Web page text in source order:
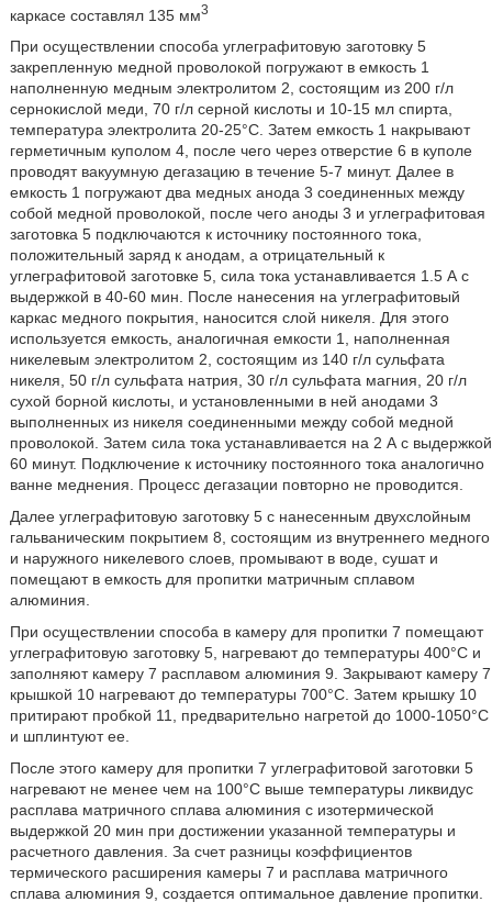
каркасе составлял 135 мм3
При осуществлении способа углеграфитовую заготовку 5
закрепленную медной проволокой погружают в емкость 1
наполненную медным электролитом 2, состоящим из 200 г/л
сернокислой меди, 70 г/л серной кислоты и 10-15 мл спирта,
температура электролита 20-25°С. Затем емкость 1 накрывают
герметичным куполом 4, после чего через отверстие 6 в куполе
проводят вакуумную дегазацию в течение 5-7 минут. Далее в
емкость 1 погружают два медных анода 3 соединенных между
собой медной проволокой, после чего аноды 3 и углеграфитовая
заготовка 5 подключаются к источнику постоянного тока,
положительный заряд к анодам, а отрицательный к
углеграфитовой заготовке 5, сила тока устанавливается 1.5 А с
выдержкой в 40-60 мин. После нанесения на углеграфитовый
каркас медного покрытия, наносится слой никеля. Для этого
используется емкость, аналогичная емкости 1, наполненная
никелевым электролитом 2, состоящим из 140 г/л сульфата
никеля, 50 г/л сульфата натрия, 30 г/л сульфата магния, 20 г/л
сухой борной кислоты, и установленными в ней анодами 3
выполненных из никеля соединенными между собой медной
проволокой. Затем сила тока устанавливается на 2 А с выдержкой
60 минут. Подключение к источнику постоянного тока аналогично
ванне меднения. Процесс дегазации повторно не проводится.
Далее углеграфитовую заготовку 5 с нанесенным двухслойным
гальваническим покрытием 8, состоящим из внутреннего медного
и наружного никелевого слоев, промывают в воде, сушат и
помещают в емкость для пропитки матричным сплавом
алюминия.
При осуществлении способа в камеру для пропитки 7 помещают
углеграфитовую заготовку 5, нагревают до температуры 400°С и
заполняют камеру 7 расплавом алюминия 9. Закрывают камеру 7
крышкой 10 нагревают до температуры 700°С. Затем крышку 10
притирают пробкой 11, предварительно нагретой до 1000-1050°С
и шплинтуют ее.
После этого камеру для пропитки 7 углеграфитовой заготовки 5
нагревают не менее чем на 100°С выше температуры ликвидус
расплава матричного сплава алюминия с изотермической
выдержкой 20 мин при достижении указанной температуры и
расчетного давления. За счет разницы коэффициентов
термического расширения камеры 7 и расплава матричного
сплава алюминия 9, создается оптимальное давление пропитки.